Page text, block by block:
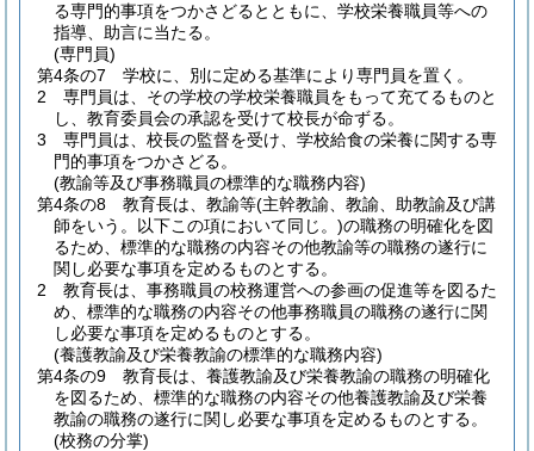
る専門的事項をつかさどるとともに、学校栄養職員等への
指導、助言に当たる。
(専門員)
第4条の7
学校に、別に定める基準により専門員を置く。
2
専門員は、その学校の学校栄養職員をもって充てるものと
し、教育委員会の承認を受けて校長が命ずる。
3
専門員は、校長の監督を受け、学校給食の栄養に関する専
門的事項をつかさどる。
(教諭等及び事務職員の標準的な職務内容)
第4条の8
教育長は、教諭等(主幹教諭、教諭、助教諭及び講
師をいう。以下この項において同じ。)の職務の明確化を図
るため、標準的な職務の内容その他教諭等の職務の遂行に
関し必要な事項を定めるものとする。
2
教育長は、事務職員の校務運営への参画の促進等を図るた
め、標準的な職務の内容その他事務職員の職務の遂行に関
し必要な事項を定めるものとする。
(養護教諭及び栄養教諭の標準的な職務内容)
第4条の9
教育長は、養護教諭及び栄養教諭の職務の明確化
を図るため、標準的な職務の内容その他養護教諭及び栄養
教諭の職務の遂行に関し必要な事項を定めるものとする。
(校務の分掌)